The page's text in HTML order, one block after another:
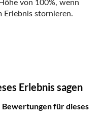
von 100%, wenn
Erlebnis stornieren.
Erlebnis sagen
Bewertungen für dieses